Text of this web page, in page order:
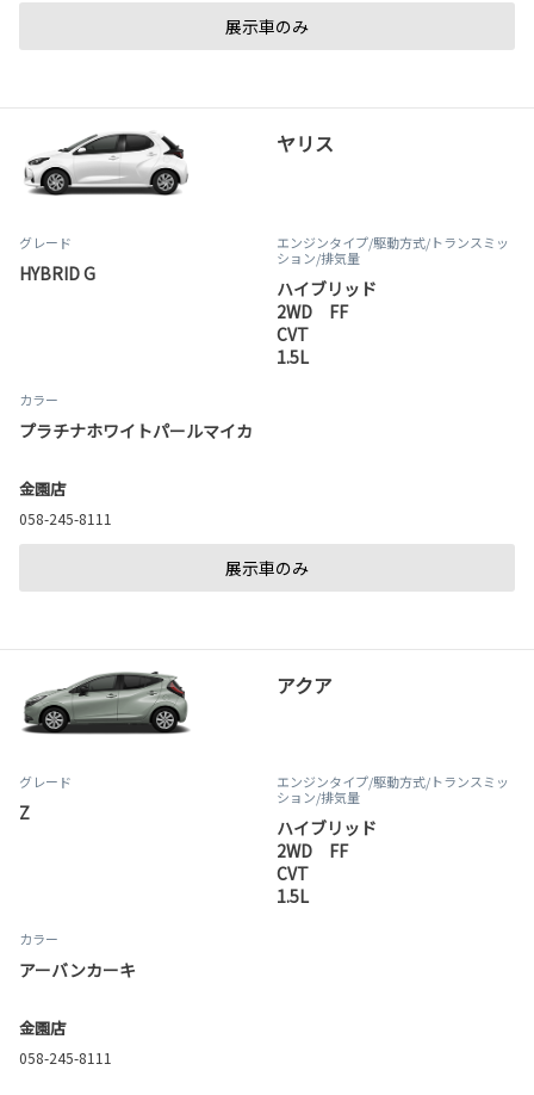
展示車のみ
ヤリス
グレード
HYBRID G
エンジンタイプ/駆動方式/トランスミッ
ション/排気量
ハイブリッド
2WD FF
CVT
1.5L
カラー
プラチナホワイトパールマイカ
金園店
058-245-8111
展示車のみ
アクア
グレード
Z
エンジンタイプ/駆動方式/トランスミッ
ション/排気量
ハイブリッド
2WD FF
CVT
1.5L
カラー
アーバンカーキ
金園店
058-245-8111